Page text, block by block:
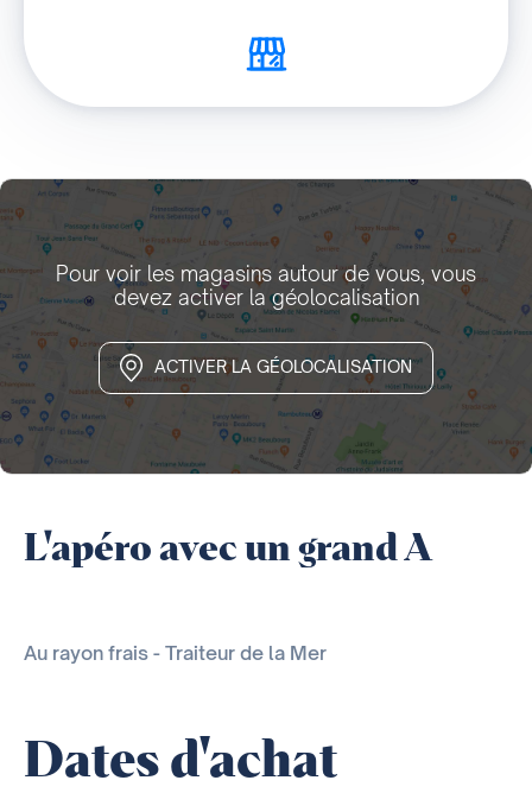
Pour voir les magasins autour de vous, vous
devez activer la géolocalisation
ACTIVER LA GÉOLOCALISATION
L'apéro avec un grand A
Au rayon frais - Traiteur de la Mer
Dates d'achat